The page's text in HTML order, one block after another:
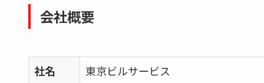
会社概要
社名 東京ビルサービス